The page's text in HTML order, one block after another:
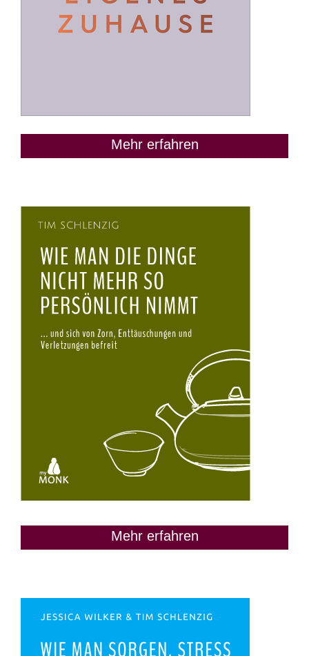
Mehr erfahren
Mehr erfahren